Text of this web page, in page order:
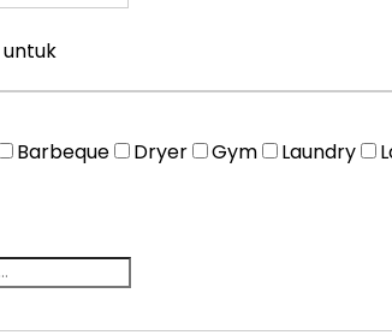
untuk
Barbeque Dryer Gym Laundry